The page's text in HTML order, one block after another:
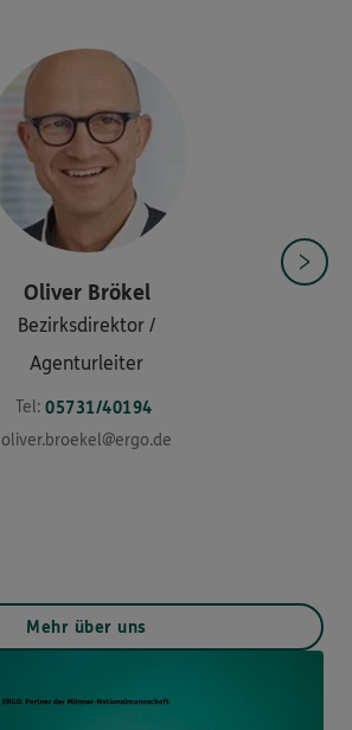
Oliver Brökel
Bezirksdirektor /
Agenturleiter
Tel: 05731/40194
oliver.broekel@ergo.de
Mehr über uns